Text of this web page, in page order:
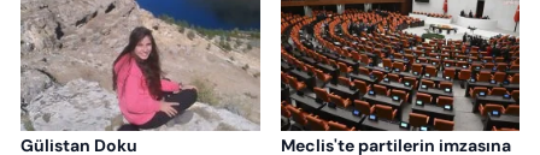
Gülistan Doku
Meclis'te partilerin imzasına